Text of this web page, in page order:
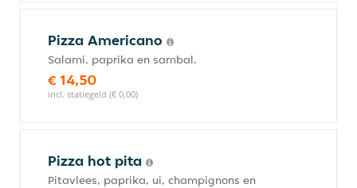
Pizza Americano
Salami, paprika en sambal.
€ 14,50
incl. statiegeld (€ 0,00)
Pizza hot pita
Pitavlees, paprika, ui, champignons en